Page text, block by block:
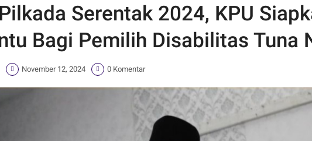
Serentak 2024, KPU
Bagi Pemilih Disabilitas Tuna
November 12, 2024 0 Komentar